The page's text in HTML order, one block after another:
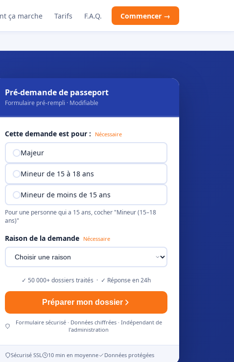
ça marche Tarifs F.A.Q. Commencer →
Pré-demande de passeport
Formulaire pré-rempli · Modifiable
Cette demande est pour : Nécessaire
Majeur
Mineur de 15 à 18 ans
Mineur de moins de 15 ans
Pour une personne qui a 15 ans, cocher "Mineur (15–18
ans)"
Raison de la demande Nécessaire
✓ 50 000+ dossiers traités · ✓ Réponse en 24h
Préparer mon dossier
Formulaire sécurisé · Données chiffrées · Indépendant de
l'administration
Sécurisé SSL 10 min en moyenne Données protégées